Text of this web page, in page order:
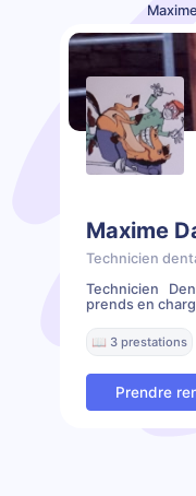
Maxime
Technicien
Technicien
prends en
📖 3 prestations
Prendre